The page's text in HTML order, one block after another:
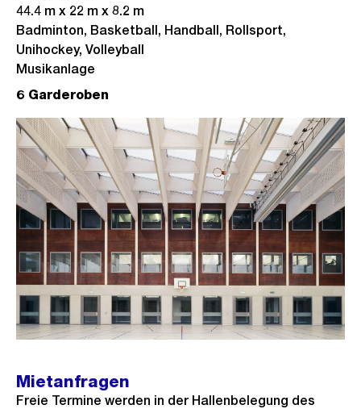
44.4 m x 22 m x 8.2 m
Badminton, Basketball, Handball, Rollsport,
Unihockey, Volleyball
Musikanlage
6 Garderoben
Mietanfragen
Freie Termine werden in der Hallenbelegung des